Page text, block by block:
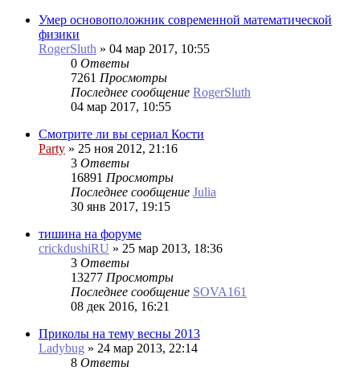
Умер основоположник современной математической
физики
RogerSluth » 04 мар 2017, 10:55
0 Ответы
7261 Просмотры
Последнее сообщение RogerSluth
04 мар 2017, 10:55
Смотрите ли вы сериал Кости
Party » 25 ноя 2012, 21:16
3 Ответы
16891 Просмотры
Последнее сообщение Julia
30 янв 2017, 19:15
тишина на форуме
crickdushiRU » 25 мар 2013, 18:36
3 Ответы
13277 Просмотры
Последнее сообщение SOVA161
08 дек 2016, 16:21
Приколы на тему весны 2013
Ladybug » 24 мар 2013, 22:14
8 Ответы